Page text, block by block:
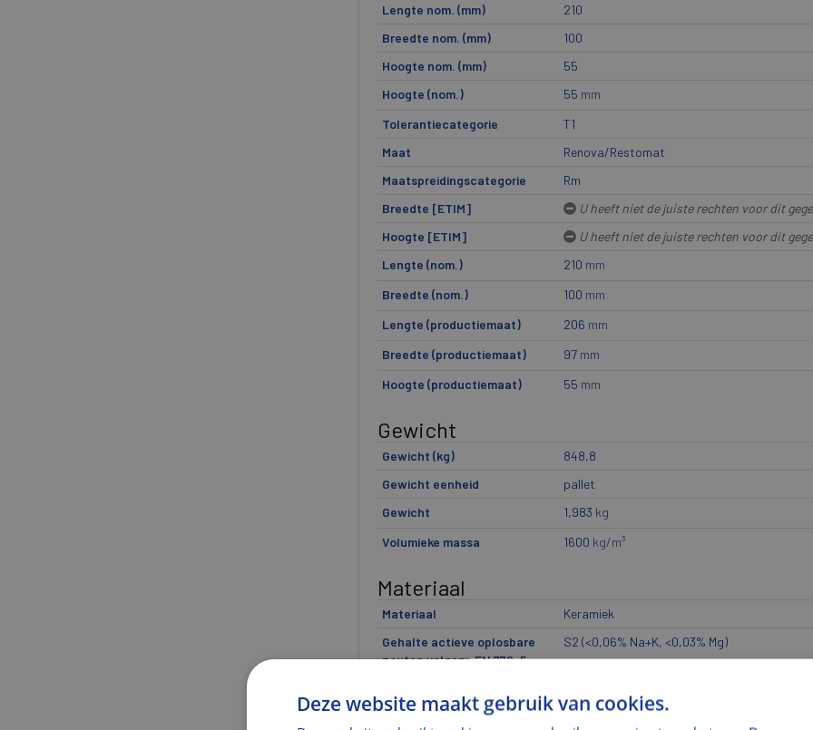
Lengte nom. (mm)
210
Breedte nom. (mm)
100
Hoogte nom. (mm)
55
Hoogte (nom.)
55 mm
Tolerantiecategorie
T1
Maat
Renova/Restomat
Maatspreidingscategorie
Rm
Breedte [ETIM]
U heeft niet de juiste rechten voor dit
Hoogte [ETIM]
U heeft niet de juiste rechten voor dit
Lengte (nom.)
210 mm
Breedte (nom.) 100 mm
Lengte (productiemaat) 206 mm
Breedte (productiemaat) 97 mm
Hoogte (productiemaat) 55 mm
Gewicht
Gewicht (kg)
848,8
Gewicht eenheid
pallet
Gewicht
1,983 kg
Volumieke massa 1600 kg/m³
Materiaal
Materiaal
Keramiek
Gehalte actieve oplosbare
zouten volgens EN 772-5
S2 (<0,06% Na+K, <0,03% Mg)
Kleur en Oppervlak
Deze website maakt gebruik van cookies.